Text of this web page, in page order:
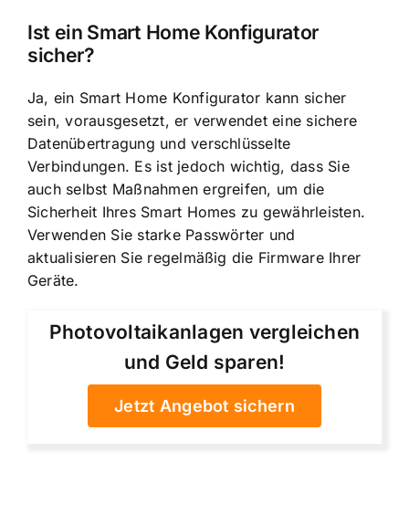
Ist ein Smart Home Konfigurator
sicher?
Ja, ein Smart Home Konfigurator kann sicher
sein, vorausgesetzt, er verwendet eine sichere
Datenübertragung und verschlüsselte
Verbindungen. Es ist jedoch wichtig, dass Sie
auch selbst Maßnahmen ergreifen, um die
Sicherheit Ihres Smart Homes zu gewährleisten.
Verwenden Sie starke Passwörter und
aktualisieren Sie regelmäßig die Firmware Ihrer
Geräte.
Photovoltaikanlagen vergleichen
und Geld sparen!
Jetzt Angebot sichern